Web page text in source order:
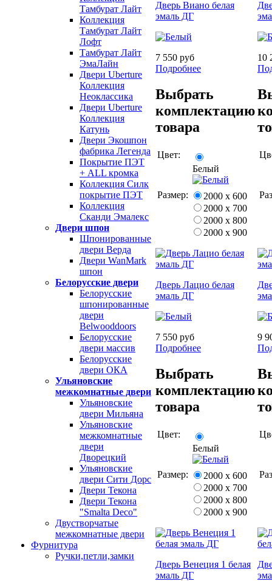
Тамбурат Лайт
Коллекция
Тамбурат Лайт
Лофт
Тамбурат Лайт
ЭмаЛайн
Двери Uberture
Коллекция
Неоклассика
Двери Uberture
Коллекция
Катунь
Двери Экошпон
фабрика Легенда
Покрытие ПЭТ
+ ALL кромка
Коллекция Силк
покрытие ПЭТ
Коллекция
Сканди Эмалекс
Двери шпон
Шпонированные
двери Верда
Двери WanMark
шпон
Белорусские двери
Белорусские
шпонированные
двери
Belwooddoors
Белорусские
двери массив
Белорусские
двери ОКА
Ульяновские
межкомнатные двери
Ульяновские
двери Мильяна
Ульяновские
межкомнатные
двери
Дворецкий
Ульяновские
двери Сити Дорс
Двери Текона
Двери Текона
"Smalta Deco"
Двустворчатые
межкомнатные двери
Фурнитура
Ручки,петли,замки
Дверь Виано белая
эмаль ДГ
7 550 руб
Подробнее
Выбрать
комплектацию
товара
Цвет:
Белый
Размер:
2000 х 600
2000 х 700
2000 х 800
2000 х 900
10
Дверь Лацио белая
эмаль ДГ
7 550 руб
Подробнее
Выбрать
комплектацию
товара
Цвет:
Белый
Размер:
2000 х 600
2000 х 700
2000 х 800
2000 х 900
9
Дверь Венеция 1 белая
эмаль ДГ